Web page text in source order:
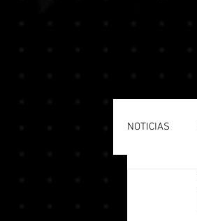
NOTICIAS